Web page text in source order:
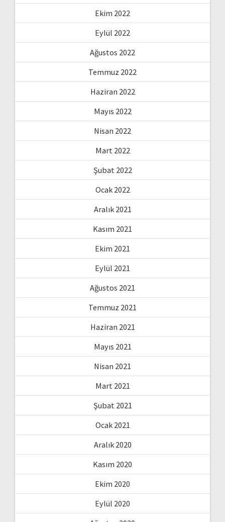
Ekim 2022
Eylül 2022
Ağustos 2022
Temmuz 2022
Haziran 2022
Mayıs 2022
Nisan 2022
Mart 2022
Şubat 2022
Ocak 2022
Aralık 2021
Kasım 2021
Ekim 2021
Eylül 2021
Ağustos 2021
Temmuz 2021
Haziran 2021
Mayıs 2021
Nisan 2021
Mart 2021
Şubat 2021
Ocak 2021
Aralık 2020
Kasım 2020
Ekim 2020
Eylül 2020